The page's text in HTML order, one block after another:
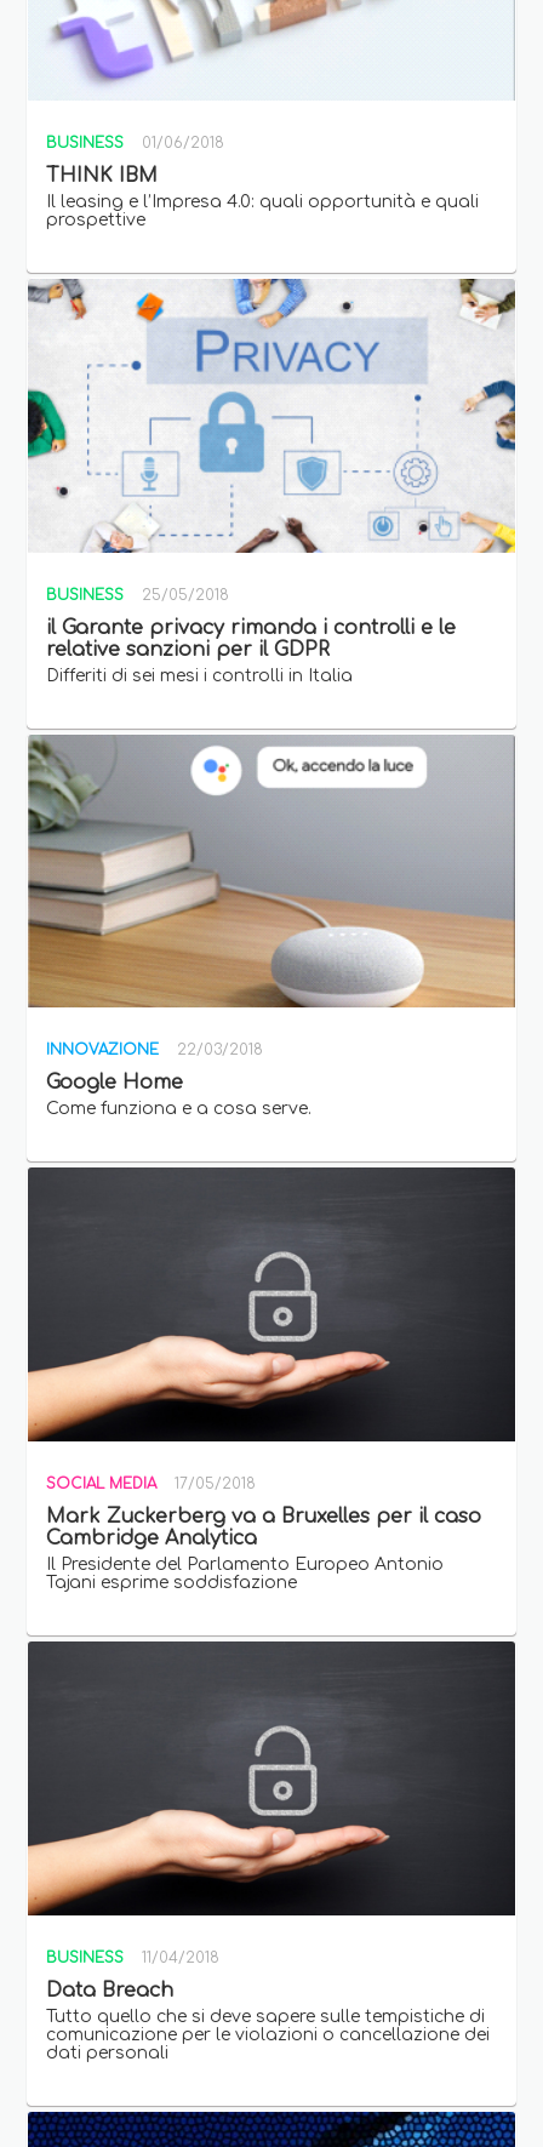
BUSINESS 01/06/2018
THINK IBM
Il leasing e l’Impresa 4.0: quali opportunità e quali
prospettive
BUSINESS 25/05/2018
il Garante privacy rimanda i controlli e le
relative sanzioni per il GDPR
Differiti di sei mesi i controlli in Italia
INNOVAZIONE 22/03/2018
Google Home
Come funziona e a cosa serve.
SOCIAL MEDIA 17/05/2018
Mark Zuckerberg va a Bruxelles per il caso
Cambridge Analytica
Il Presidente del Parlamento Europeo Antonio
Tajani esprime soddisfazione
BUSINESS 11/04/2018
Data Breach
Tutto quello che si deve sapere sulle tempistiche di
comunicazione per le violazioni o cancellazione dei
dati personali